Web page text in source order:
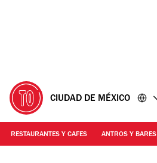
CIUDAD DE MÉXICO
RESTAURANTES Y CAFES ANTROS Y BARES
Cortesía | Secrets The Vine Cancun